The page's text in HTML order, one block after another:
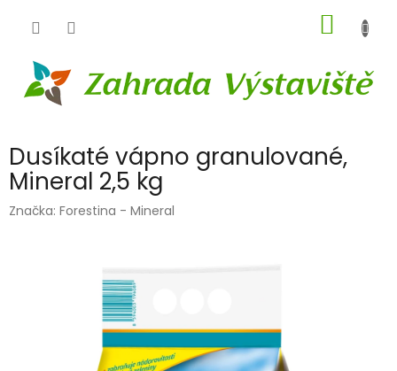
KOŠÍK
Dusíkaté vápno granulované,
Mineral 2,5 kg
Značka: Forestina - Mineral